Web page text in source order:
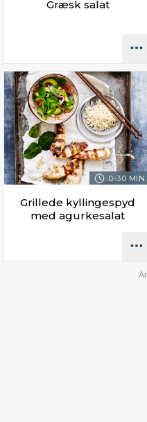
Græsk salat
0-30 MIN.
Grillede kyllingespyd
med agurkesalat